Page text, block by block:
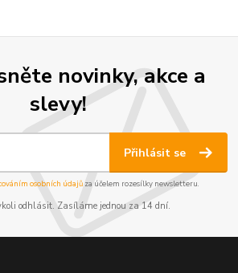
novinky, akce a
slevy!
Přihlásit se
osobních údajůza účelem rozesílky newsletteru.
odhlásit. Zasíláme jednou za 14 dní.